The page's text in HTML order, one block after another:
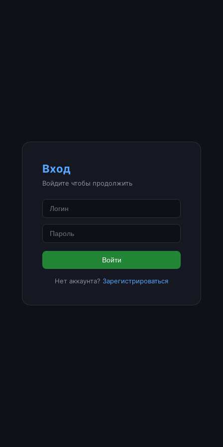
Вход
Войдите чтобы продолжить
Войти
Нет аккаунта? Зарегистрироваться